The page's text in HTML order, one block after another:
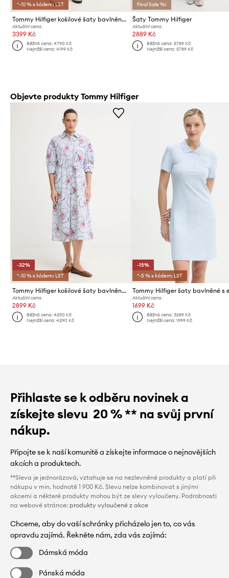
*-10 % s kódem: LST
Tommy Hilfiger košilové šaty bavlněné SUMMER
Aktuální cena:
3399 Kč
Běžná cena:4790 Kč
Nejnižší cena:4199 Kč
Final Sale %!
Šaty Tommy Hilfiger
Aktuální cena:
2889 Kč
Běžná cena: 5789 Kč
Nejnižší cena: 5789 Kč
Objevte produkty Tommy Hilfiger
-32%
*-10 % s kódem: LST
Tommy Hilfiger košilové šaty bavlněné SUMMER
Aktuální cena:
2899 Kč
Běžná cena:4290 Kč
Nejnižší cena:4290 Kč
-15%
*-5 % s kódem: LST
Aktuální cena:
1699 Kč
Běžná cena: 3289 Kč
Nejnižší cena: 1999 Kč
Přihlaste se k odběru novinek a
získejte slevu 20 %** na svůj první
nákup.
Připojte se k naší komunitě a získejte informace o nejnovějších
akcích a produktech.
**Sleva je jednorázová, vztahuje se na nezlevněné produkty a platí při
nákupu v min. hodnotě 1 900 Kč. Slevu nelze kombinovat s jinými
akcemi a některé produkty mohou být ze slevy vyloučeny. Podrobnosti
na webové stránce: produkty vyloučené z akce
Chceme, aby do vaší schránky přicházelo jen to, co vás
opravdu zajímá. Řekněte nám, zda vás zajímá:
Dámská móda
Pánská móda